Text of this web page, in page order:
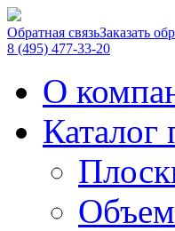
Обратная связьЗаказать
8 (495) 477-33-20
О
Каталог